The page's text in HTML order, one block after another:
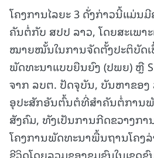
ໂຄງການໄລຍະ 3 ດັ່ງກ່າວນີ້ແມ່ນ
ຄັນຕໍ່ກັບ ສປປ ລາວ, ໂດຍສະເພ
ໝາຍໝັ້ນໃນການຈັດຕັ້ງປະຕິບັດ
ພັດທະນາແບບຍືນຍົງ (ປພຍ) ຫຼື
ຈາກ ລບຕ. ປັດຈຸບັນ, ບັນຫາຂອງ
ອຸປະສັກອັນຕົ້ນຕໍທີ່ສໍາຄັນຕໍ່ການ
ສັງຄົມ, ທັງເປັນການກີດຂວາງກາ
ໂຄງການພັດທະນາພື້ນຖານໂຄງລ່
ຊີວິດໂດຍລວມຂອງຊຸມຊົນໃນເຂດ